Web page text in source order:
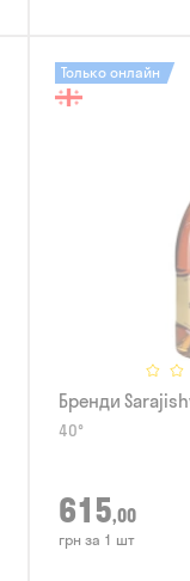
Только онлайн
Бренди
40°
615,00
грн за 1 шт